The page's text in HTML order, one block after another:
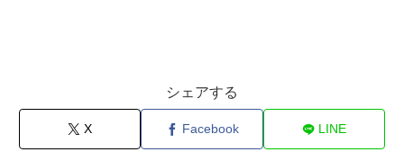
シェアする
X Facebook LINE